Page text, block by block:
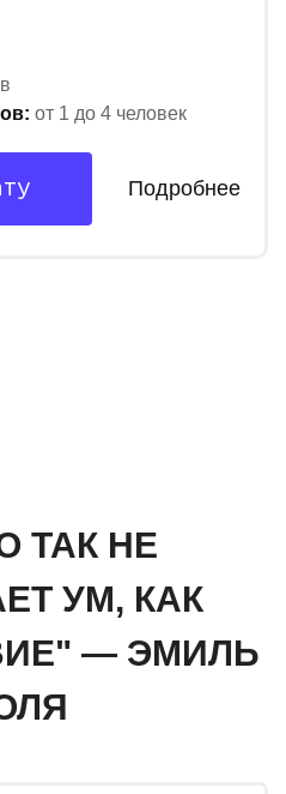
от 1 до 4 человек
Подробнее
ТАК НЕ
УМ, КАК
— ЭМИЛЬ